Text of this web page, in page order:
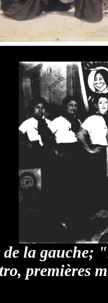
la gauche;
premières